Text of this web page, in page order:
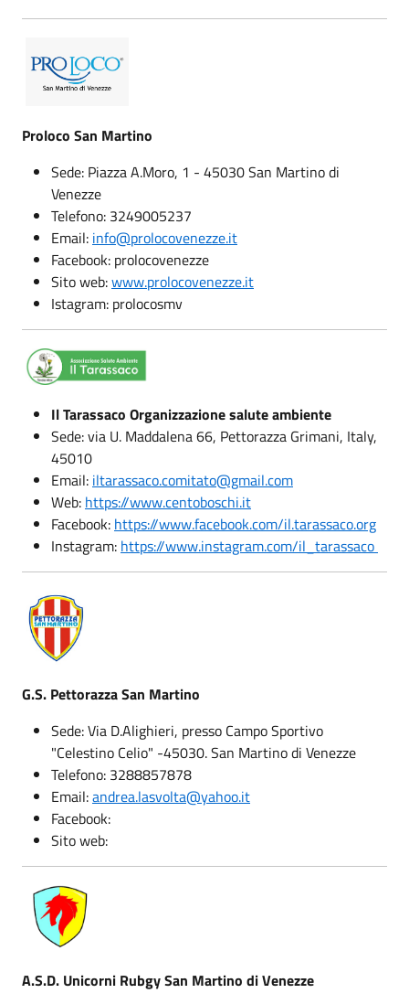
Proloco San Martino
Sede: Piazza A.Moro, 1 - 45030 San Martino di
Venezze
Telefono: 3249005237
Email: info@prolocovenezze.it
Facebook: prolocovenezze
Sito web:www.prolocovenezze.it
Istagram: prolocosmv
Il Tarassaco Organizzazione salute ambiente
Sede: via U. Maddalena 66, Pettorazza Grimani, Italy,
45010
Email: iltarassaco.comitato@gmail.com
Web: https://www.centoboschi.it
Facebook: https://www.facebook.com/il.tarassaco.org
Instagram: https://www.instagram.com/il_tarassaco
G.S. Pettorazza San Martino
Sede: Via D.Alighieri, presso Campo Sportivo
"Celestino Celio" -45030. San Martino di Venezze
Telefono: 3288857878
Email:andrea.lasvolta@yahoo.it
Facebook:
Sito web:
A.S.D. Unicorni Rubgy San Martino di Venezze